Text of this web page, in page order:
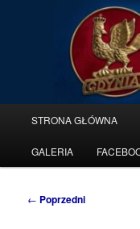
Kurkowe
Gdyni
STRONA GŁÓWNA
GALERIA
Nawigacja
← Poprzedni